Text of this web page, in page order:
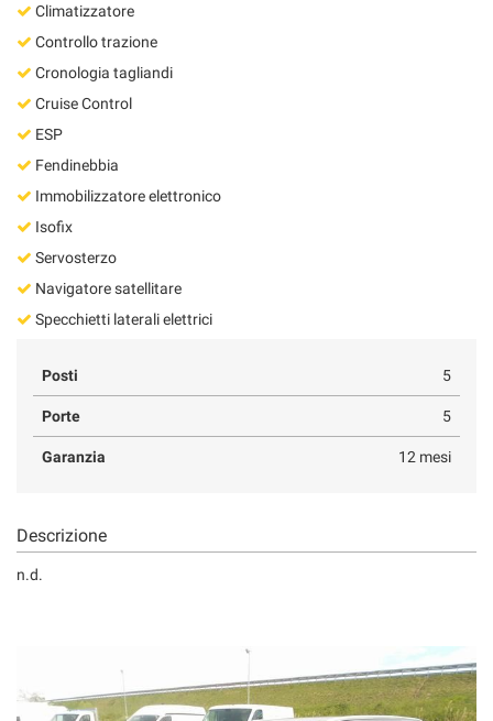
Climatizzatore
Controllo trazione
Cronologia tagliandi
Cruise Control
ESP
Fendinebbia
Immobilizzatore elettronico
Isofix
Servosterzo
Navigatore satellitare
Specchietti laterali elettrici
Posti 5
Porte 5
Garanzia 12 mesi
Descrizione
n.d.